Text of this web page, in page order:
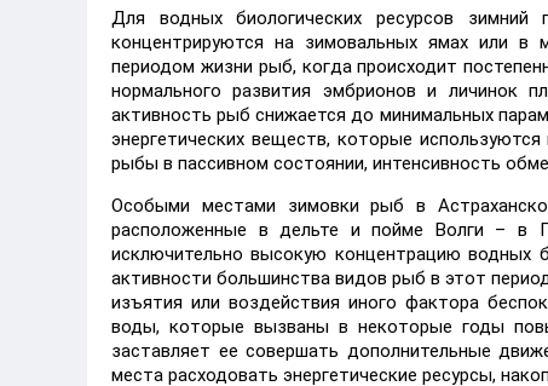
Для водных биологических ресурсов
концентрируются на зимовальных ямах или в
периодом жизни рыб, когда происходит
нормального развития эмбрионов и личинок
активность рыб снижается до минимальных
энергетических веществ, которые
рыбы в пассивном состоянии, интенсивность
Особыми местами зимовки рыб в
расположенные в дельте и пойме Волги – в
исключительно высокую концентрацию водных
активности большинства видов рыб в этот
изъятия или воздействия иного фактора
воды, которые вызваны в некоторые годы
заставляет ее совершать дополнительные
места расходовать энергетические ресурсы,